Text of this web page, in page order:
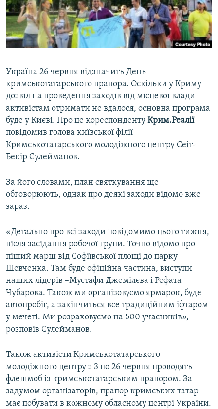
ВІДЕОУРОКИ «ELIFBE»
СВІДЧЕННЯ ОКУПАЦІЇ
УКРАЇНСЬКА ПРОБЛЕМА КРИМУ
Русский
Qırımtatar
Усі сайти RFE/RL
Україна 26 червня відзначить День
кримськотатарського прапора. Оскільки у Криму
дозвіл на проведення заходів від місцевої влади
активістам отримати не вдалося, основна програма
буде у Києві. Про це кореспонденту Крим.Реалії
повідомив голова київської філії
Кримськотатарського молодіжного центру Сеіт-
Бекір Сулейманов.
За його словами, план святкування ще
обговорюють, однак про деякі заходи відомо вже
зараз.
«Детально про всі заходи повідомимо цього тижня,
після засідання робочої групи. Точно відомо про
піший марш від Софіївської площі до парку
Шевченка. Там буде офіційна частина, виступи
наших лідерів –Мустафи Джемілєва і Рефата
Чубарова. Також ми організовуємо ярмарок, буде
автопробіг, а закінчиться все традиційним іфтаром
у мечеті. Ми розраховуємо на 500 учасників», –
розповів Сулейманов.
Також активісти Кримськотатарського
молодіжного центру з 3 по 26 червня проводять
флешмоб із кримськотатарським прапором. За
задумом організаторів, прапор кримських татар
має побувати в кожному обласному центрі України.